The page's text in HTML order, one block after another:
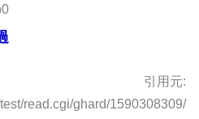
引用元:
read.cgi/ghard/1590308309/